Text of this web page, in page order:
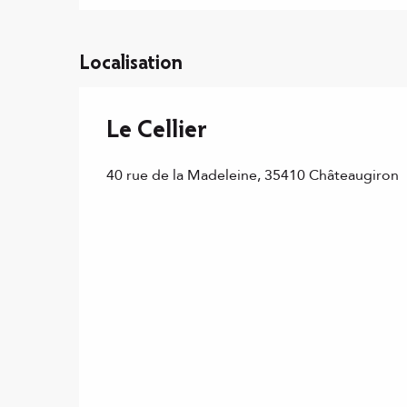
Localisation
Le Cellier
40 rue de la Madeleine, 35410 Châteaugiron